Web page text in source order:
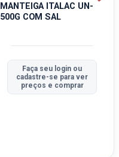
MANTEIGA ITALAC UN-
500G COM SAL
Faça seu login ou
cadastre-se para ver
preços e comprar